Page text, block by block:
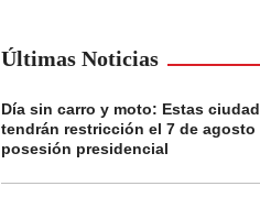
Últimas Noticias
Día sin carro y moto: Estas
tendrán restricción el 7 de agosto
posesión presidencial